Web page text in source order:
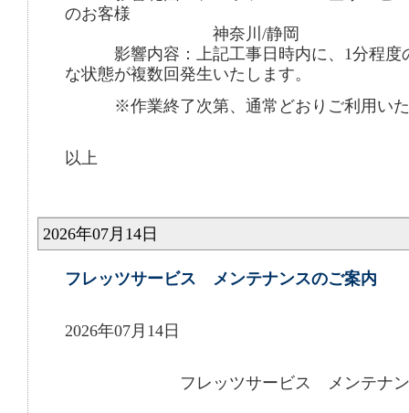
のお客様
神奈川/静岡
影響内容：上記工事日時内に、1分程度
な状態が複数回発生いたします。
※作業終了次第、通常どおりご利用いた
以上
2026年07月14日
フレッツサービス メンテナンスのご案内
2026年07月14日
フレッツサービス メンテナンス